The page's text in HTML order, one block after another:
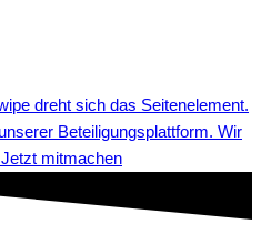
Beteiligungsplattform. Wir
mitmachen